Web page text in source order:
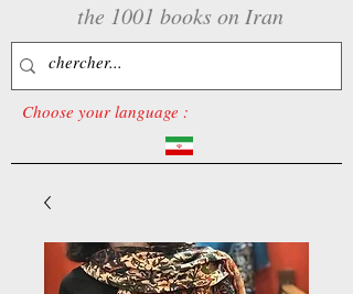
the 1001 books on Iran
Choose your language :